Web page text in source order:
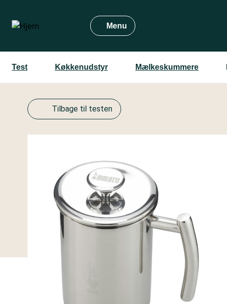
hovedindhold
Menu
Test Køkkenudstyr Mælkeskummere
Tilbage til testen